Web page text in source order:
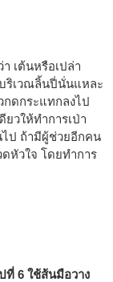
เต้นหรือเปล่า
ริเวณลิ้นปี่นั่นแหละ
ดกระแทกลงไป
วให้ทำการเป่า
ไป ถ้ามีผู้ช่วยอีกคน
หัวใจ โดยทำการ
ที่ 6 ใช้ส้นมือวาง